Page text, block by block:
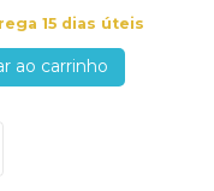
15 dias úteis
ao carrinho